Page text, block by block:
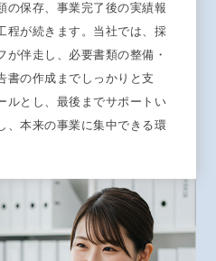
の保存、事業完了後の実績報
程が続きます。当社では、採
伴走し、必要書類の整備・
書の作成までしっかりと支
ルとし、最後までサポートい
、本来の事業に集中できる環